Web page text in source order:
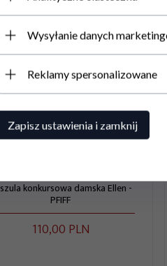
konkursowa damska Ellen -
PFIFF
110,00 PLN
Wysyłanie danych
Reklamy spersonalizowane
Zapisz ustawienia i zamknij